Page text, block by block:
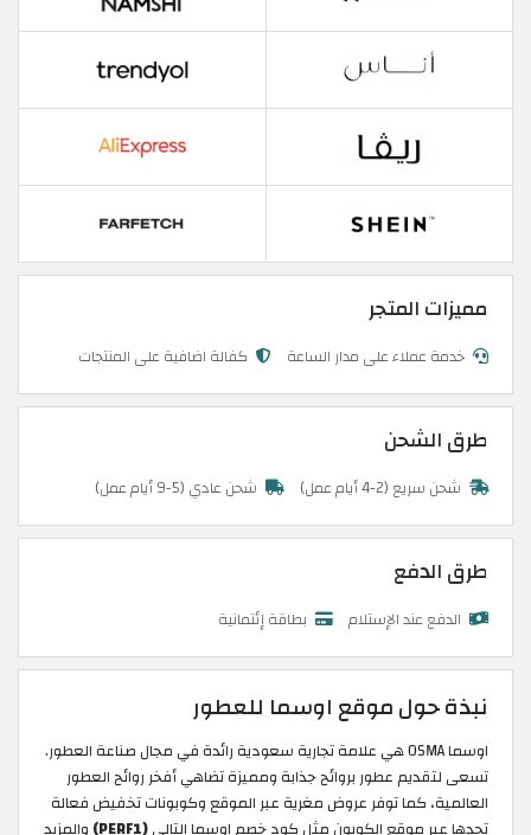
مميزات المتجر
خدمة عملاء على مدار الساعة كفالة اضافية على المنتجات
طرق الشحن
شحن سريع (2-4 أيام عمل) شحن عادي (5-9 أيام عمل)
طرق الدفع
الدفع عند الإستلام بطاقة إئتمانية
نبذة حول موقع اوسما للعطور
اوسما OSMA هي علامة تجارية سعودية رائدة في مجال صناعة العطور.
تسعى لتقديم عطور بروائح جذابة ومميزة تضاهي أفخر روائح العطور
العالمية، كما توفر عروض مغرية عبر الموقع وكوبونات تخفيض فعالة